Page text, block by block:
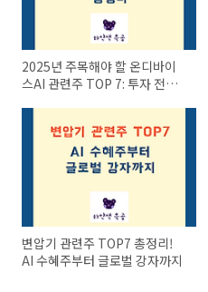
2025년 주목해야 할 온디바이
스AI 관련주 TOP 7: 투자 전략
변압기 관련주 TOP7 총정리!
AI 수혜주부터 글로벌 강자까지